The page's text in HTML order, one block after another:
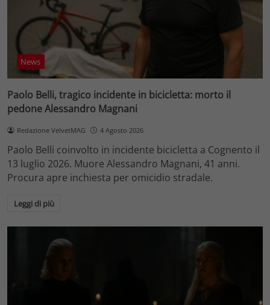
News
Paolo Belli, tragico incidente in bicicletta: morto il
pedone Alessandro Magnani
Redazione VelvetMAG 4 Agosto 2026
Paolo Belli coinvolto in incidente bicicletta a Cognento il
13 luglio 2026. Muore Alessandro Magnani, 41 anni.
Procura apre inchiesta per omicidio stradale.
Leggi di più